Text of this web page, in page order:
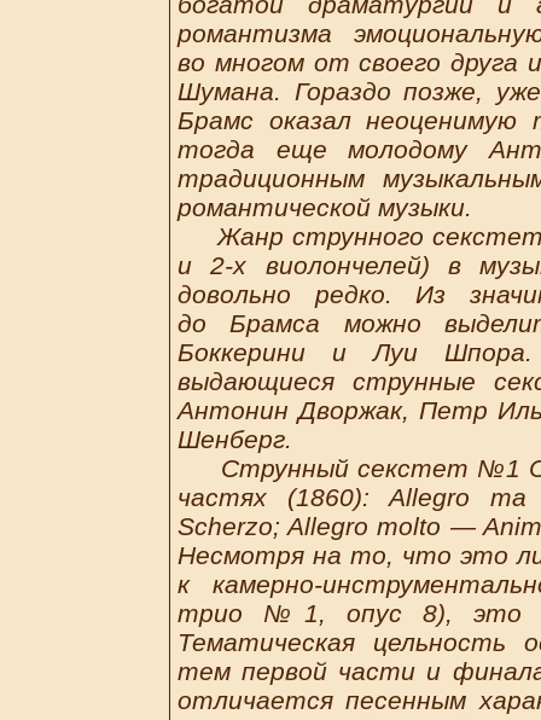
романтизма
во многом от своего друга
Шумана. Гораздо позже,
Брамс оказал неоценимую
тогда еще молодому
традиционным
романтической музыки.
Жанр струнного
и 2-х виолончелей) в
довольно редко. Из
до Брамса можно
Боккерини и Луи
выдающиеся струнные
Антонин Дворжак, Петр
Шенберг.
Струнный секстет №1
частях (1860): Allegro
Scherzo; Allegro molto —
Несмотря на то, что это
к камерно-
трио №1, опус 8), это
Тематическая цельность
тем первой части и
отличается песенным